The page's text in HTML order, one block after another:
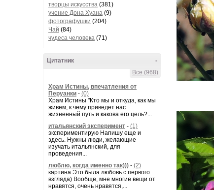
творцы искусства (381)
учение Дона Хуана (9)
фотографушки (204)
Чай (84)
чудеса человека (71)
-
Цитатник
Все (968)
Храм Истины, впечатления от
Перуанки - (0)
Храм Истины "Кто мы и откуда, как мы
живем, к чему приведет нас
жизненный путь и какова его цель?...
итальянский эксперимент - (1)
экспериментирую Напишу еще и
здесь. Нужны люди, желающие
изучать итальянский, для
проведения...
люблю, когда именно так))) - (2)
картина Это была любовь с первого
взгляда) Вообще, мне многие вещи от
нравятся, очень нравятся,...